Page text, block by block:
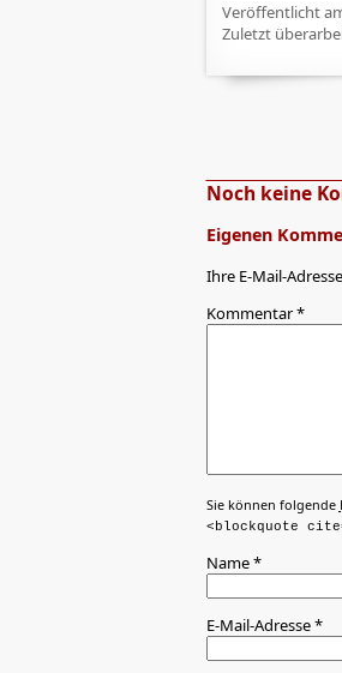
Veröffentlicht
Zuletzt
Noch keine
Eigenen
Ihre E-Mail-
Kommentar*
Sie können folgende
<blockquote
Name*
E-Mail-Adresse*